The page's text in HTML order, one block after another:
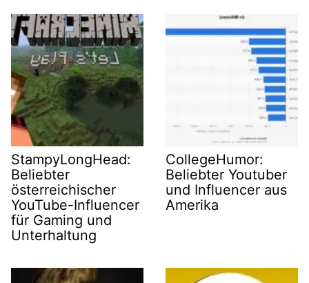
StampyLongHead:
Beliebter
österreichischer
YouTube-Influencer
für Gaming und
Unterhaltung
CollegeHumor:
Beliebter Youtuber
und Influencer aus
Amerika